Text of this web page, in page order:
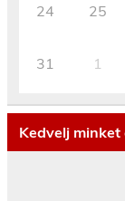
24 25
31 1
Kedvelj minket